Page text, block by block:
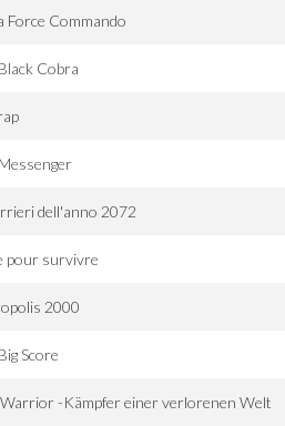
Force Commando
Cobra
dell'anno 2072
pour survivre
2000
Score
-Kämpfer einer verlorenen Welt